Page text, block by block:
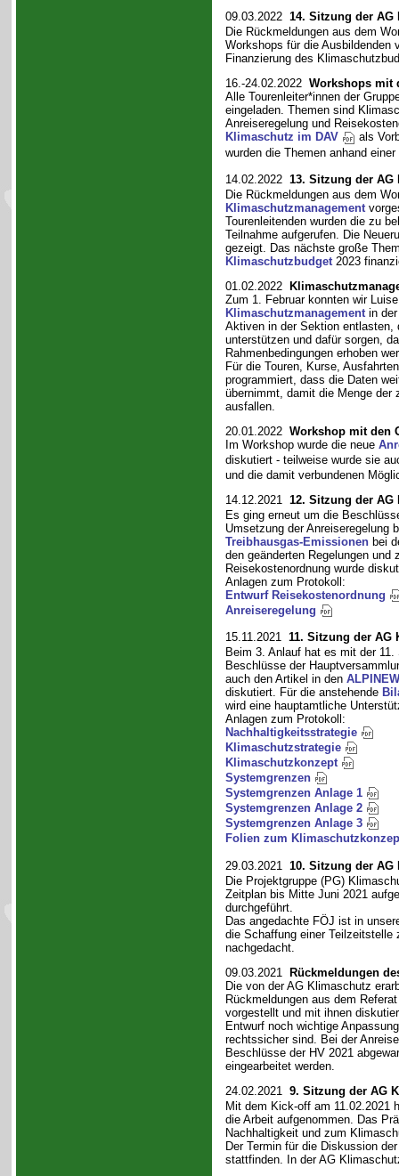
09.03.2022 14. Sitzung der AG
Die Rückmeldungen aus dem
Workshops für die Ausbildenden
Finanzierung des
16.-24.02.2022 Workshops mit
Alle Tourenleiter*innen der
eingeladen. Themen sind
Anreiseregelung und
Klimaschutz im DAV
als
wurden die Themen anhand einer
14.02.2022 13. Sitzung der AG
Die Rückmeldungen aus dem
Klimaschutzmanagement
Tourenleitenden wurden die zu
Teilnahme aufgerufen. Die
gezeigt. Das nächste große
Klimaschutzbudget2023
01.02.2022
Zum 1. Februar konnten wir
Klimaschutzmanagementin der
Aktiven in der Sektion entlasten,
unterstützen und dafür sorgen,
Rahmenbedingungen erhoben
Für die Touren, Kurse,
programmiert, dass die Daten
übernimmt, damit die Menge der
ausfallen.
20.01.2022 Workshop mit den
Im Workshop wurde die neue
diskutiert - teilweise wurde sie
und die damit verbundenen
14.12.2021 12. Sitzung der AG
Es ging erneut um die
Umsetzung der Anreiseregelung
Treibhausgas-Emissionenbei
den geänderten Regelungen
Reisekostenordnung wurde
Anlagen zum Protokoll:
Entwurf Reisekostenordnung
Anreiseregelung
15.11.2021 11. Sitzung der AG
Beim 3. Anlauf hat es mit der
Beschlüsse der
auch den Artikel in den
diskutiert. Für die anstehende
wird eine hauptamtliche
Anlagen zum Protokoll:
Nachhaltigkeitsstrategie
Klimaschutzstrategie
Klimaschutzkonzept
Systemgrenzen
Systemgrenzen Anlage 1
Systemgrenzen Anlage 2
Systemgrenzen Anlage 3
Folien zum
29.03.2021 10. Sitzung der AG
Die Projektgruppe (PG)
Zeitplan bis Mitte Juni 2021
durchgeführt.
Das angedachte FÖJ ist in
die Schaffung einer Teilzeitstelle
nachgedacht.
09.03.2021 Rückmeldungen
Die von der AG Klimaschutz
Rückmeldungen aus dem
vorgestellt und mit ihnen
Entwurf noch wichtige
rechtssicher sind. Bei der
Beschlüsse der HV 2021
eingearbeitet werden.
24.02.2021 9. Sitzung der AG
Mit dem Kick-off am 11.02.2021
die Arbeit aufgenommen. Das
Nachhaltigkeit und zum
Der Termin für die Diskussion
stattfinden. In der AG